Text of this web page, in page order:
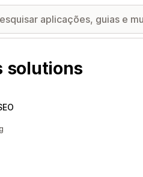
solutions